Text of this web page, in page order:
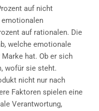
auf nicht
emotionalen
auf rationalen. Die
welche emotionale
hat. Ob er sich
wofür sie steht.
nicht nur nach
Faktoren spielen eine
Verantwortung,